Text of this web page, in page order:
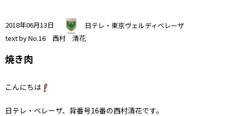
2018年06月13日
日テレ・東京ヴェルディベレーザ
text by No.16 西村 清花
焼き肉
こんにちは
日テレ・ベレーザ、背番号16番の西村清花です。